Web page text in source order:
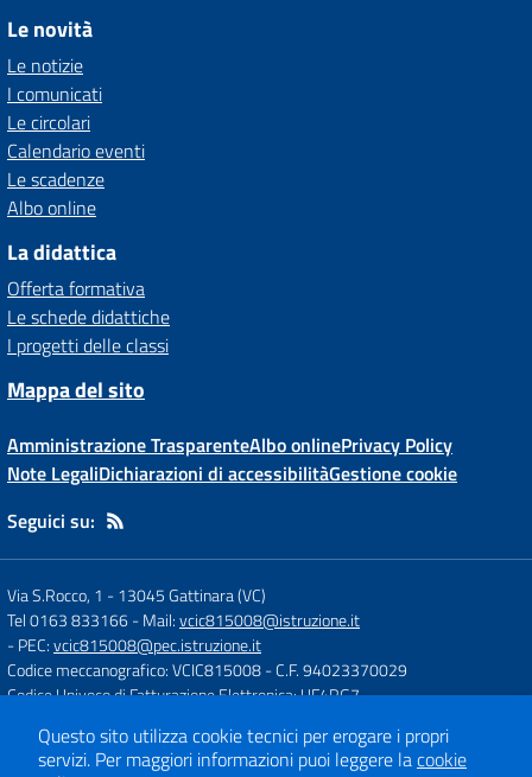
Le novità
Le notizie
I comunicati
Le circolari
Calendario eventi
Le scadenze
Albo online
La didattica
Offerta formativa
Le schede didattiche
I progetti delle classi
Mappa del sito
Amministrazione TrasparenteAlbo onlinePrivacy Policy
Note LegaliDichiarazioni di accessibilitàGestione cookie
Seguici su:
Via S.Rocco, 1 -13045 Gattinara (VC)
Tel 0163 833166- Mail:vcic815008@istruzione.it
- PEC:vcic815008@pec.istruzione.it
Codice meccanografico: VCIC815008- C.F. 94023370029
Codice Univoco di Fatturazione Elettronica: UF4RG7
Concept & Design by Designers Italia
Questo sito utilizza cookie tecnici per erogare i propri
servizi. Per maggiori informazioni puoi leggere lacookie